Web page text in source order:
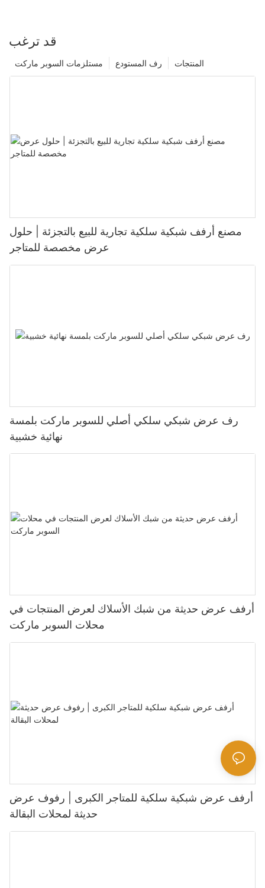
قد ترغب
المنتجات رف المستودع مستلزمات السوبر ماركت
مصنع أرفف شبكية سلكية تجارية للبيع بالتجزئة | حلول
عرض مخصصة للمتاجر
رف عرض شبكي سلكي أصلي للسوبر ماركت بلمسة
نهائية خشبية
أرفف عرض حديثة من شبك الأسلاك لعرض المنتجات في
محلات السوبر ماركت
أرفف عرض شبكية سلكية للمتاجر الكبرى | رفوف عرض
حديثة لمحلات البقالة